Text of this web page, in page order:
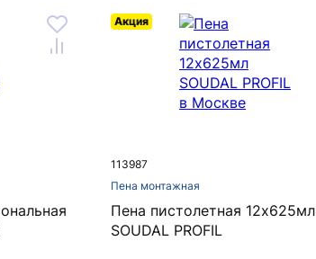
113987
Пена монтажная
Акция
Пена пистолетная 12х625мл
SOUDAL PROFIL